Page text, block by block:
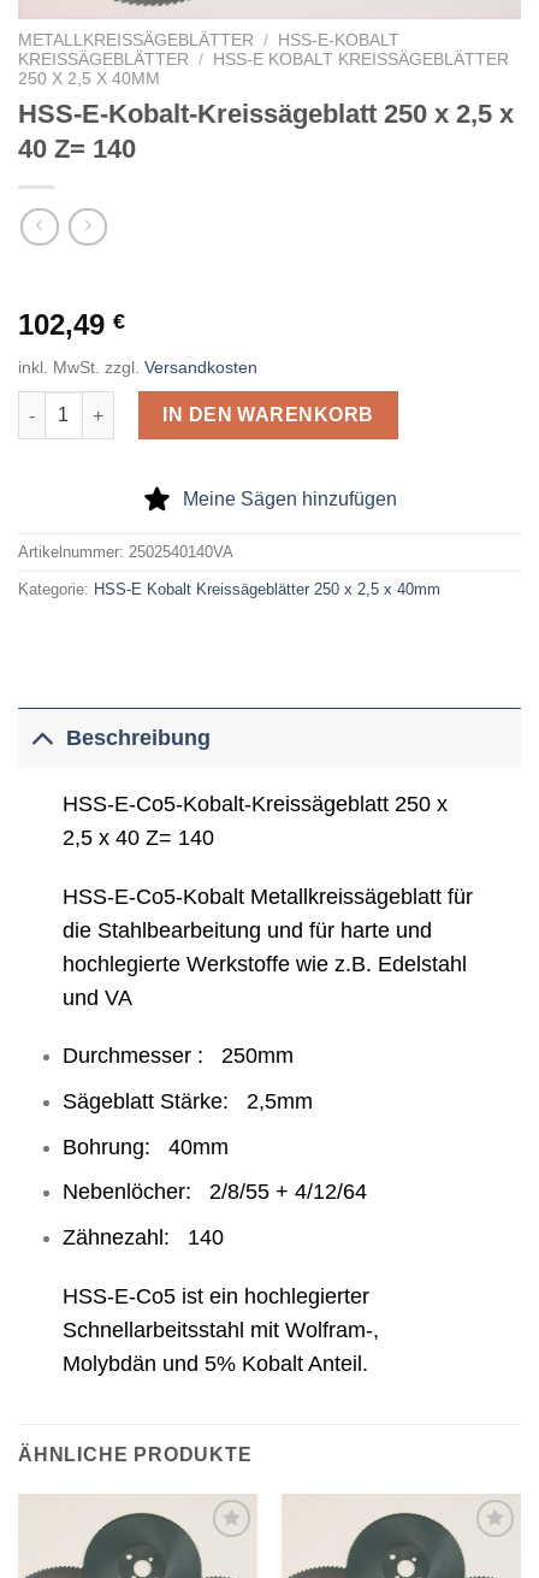
METALLKREISSÄGEBLÄTTER / HSS-E-KOBALT
KREISSÄGEBLÄTTER
/ HSS-E KOBALT KREISSÄGEBLÄTTER
250 X 2,5 X 40MM
HSS-E-Kobalt-Kreissägeblatt 250 x 2,5 x
40 Z= 140
102,49 €
inkl. MwSt. zzgl. Versandkosten
HSS-E-Kobalt-Kreissägeblatt 250 x 2,5 x 40 Z= 140 Menge
IN DEN WARENKORB
Meine Sägen hinzufügen
Artikelnummer: 2502540140VA
Kategorie: HSS-E Kobalt Kreissägeblätter 250 x 2,5 x 40mm
Beschreibung
HSS-E-Co5-Kobalt-Kreissägeblatt 250 x
2,5 x 40 Z= 140
HSS-E-Co5-Kobalt Metallkreissägeblatt für
die Stahlbearbeitung und für harte und
hochlegierte Werkstoffe wie z.B. Edelstahl
und VA
Durchmesser : 250mm
Sägeblatt Stärke: 2,5mm
Bohrung: 40mm
Nebenlöcher: 2/8/55 + 4/12/64
Zähnezahl: 140
HSS-E-Co5 ist ein hochlegierter
Schnellarbeitsstahl mit Wolfram-,
Molybdän und 5% Kobalt Anteil.
ÄHNLICHE PRODUKTE